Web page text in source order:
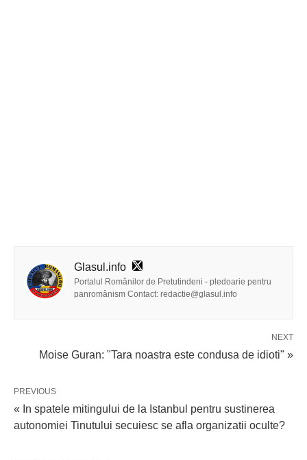
Glasul.info
Portalul Românilor de Pretutindeni - pledoarie pentru
panromânism Contact: redactie@glasul.info
NEXT
Moise Guran: "Tara noastra este condusa de idioti" »
PREVIOUS
« In spatele mitingului de la Istanbul pentru sustinerea
autonomiei Tinutului secuiesc se afla organizatii oculte?